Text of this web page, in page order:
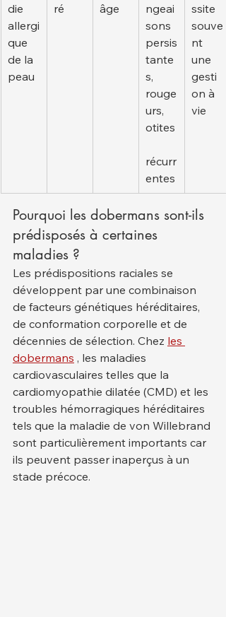
die
allergi
que
de la
peau
ré
âge
ngeai
sons
persis
tante
s,
rouge
urs,
otites
récurr
entes
ssite
souve
nt
une
gesti
on à
vie
Pourquoi les dobermans sont-ils
prédisposés à certaines
maladies ?
Les prédispositions raciales se
développent par une combinaison
de facteurs génétiques héréditaires,
de conformation corporelle et de
décennies de sélection. Chez les
dobermans , les maladies
cardiovasculaires telles que la
cardiomyopathie dilatée (CMD) et les
troubles hémorragiques héréditaires
tels que la maladie de von Willebrand
sont particulièrement importants car
ils peuvent passer inaperçus à un
stade précoce.